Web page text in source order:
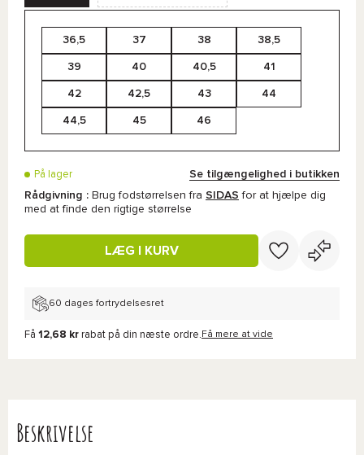
36,5 37 38 38,5
39 40 40,5 41
42 42,5 43 44
44,5 45 46
På lager
Se tilgængelighed i butikken
Rådgivning : Brug fodstørrelsen fra SIDAS for at hjælpe dig
med at finde den rigtige størrelse
LÆG I KURV
60 dages fortrydelsesret
Få 12,68 kr rabat på din næste ordre. Få mere at vide
Beskrivelse